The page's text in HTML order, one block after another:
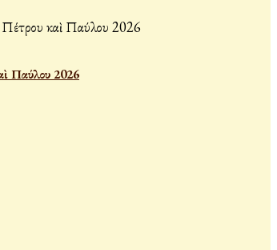
Παύλου 2026